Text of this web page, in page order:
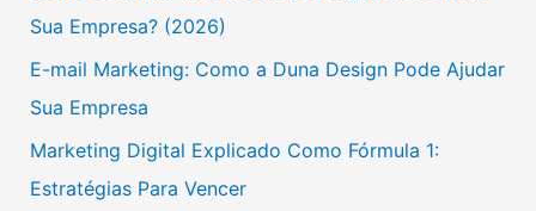
a
r
p
o
Sua Empresa? (2026)
E-mail Marketing: Como a Duna Design Pode Ajudar
Sua Empresa
Marketing Digital Explicado Como Fórmula 1:
Estratégias Para Vencer